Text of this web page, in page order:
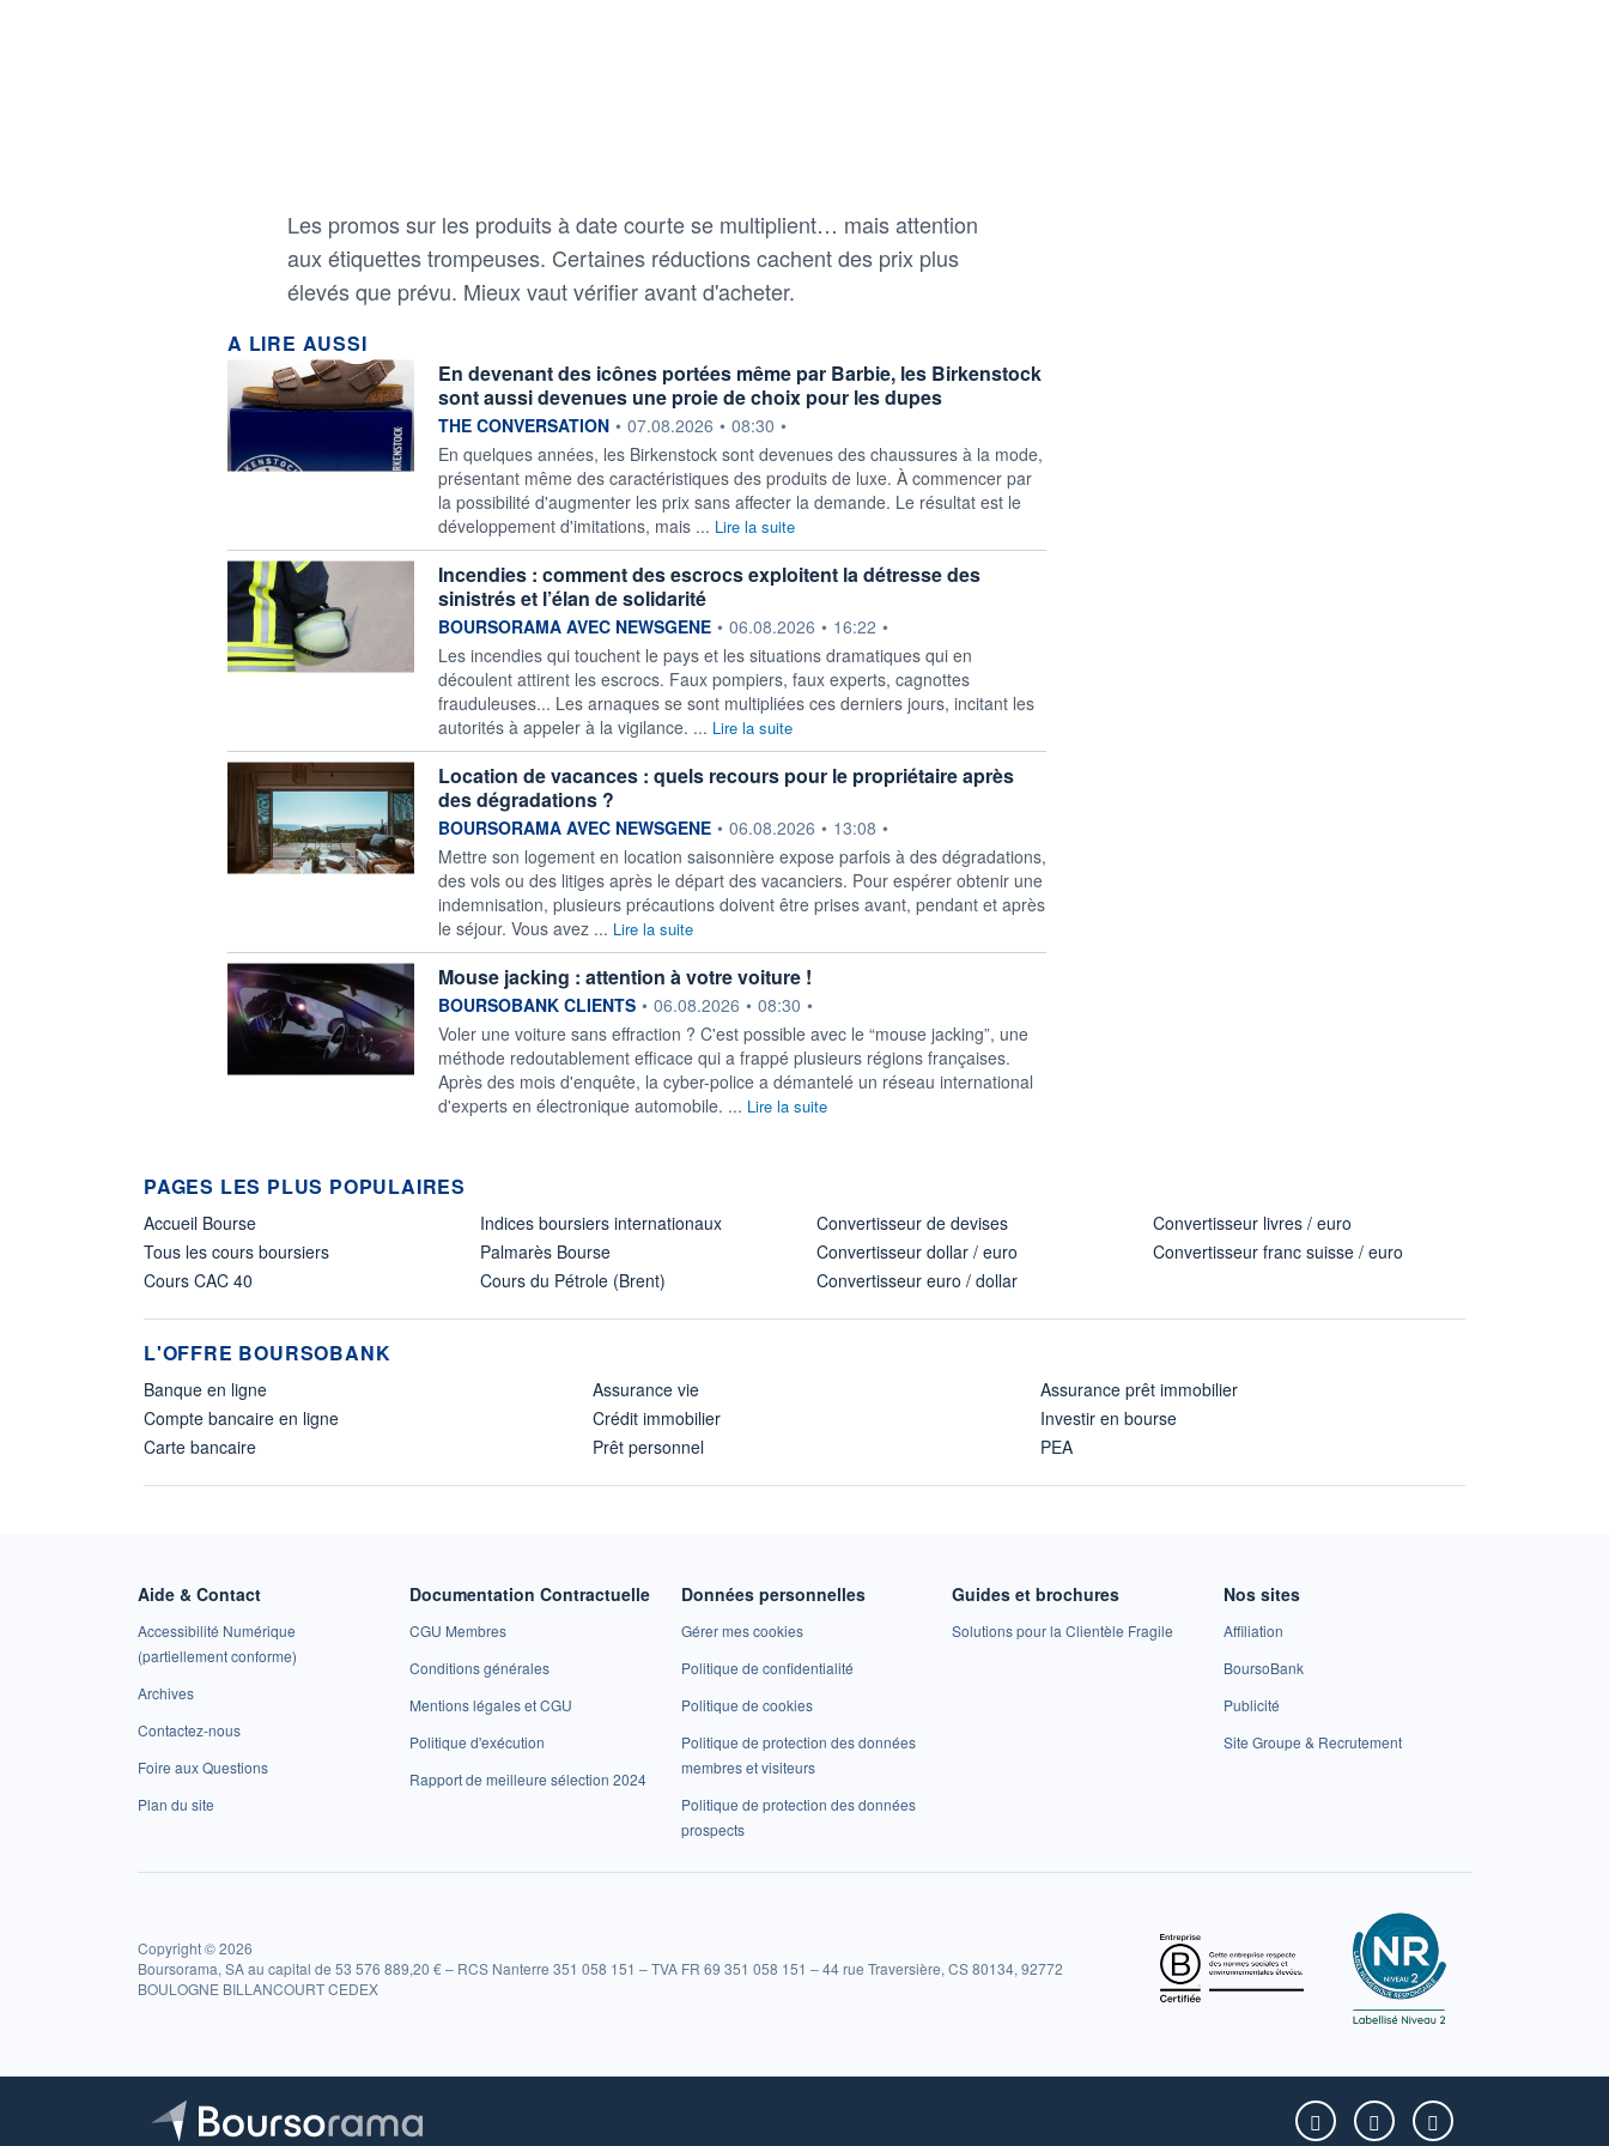
Les promos sur les produits à date courte se multiplient… mais attention
aux étiquettes trompeuses. Certaines réductions cachent des prix plus
élevés que prévu. Mieux vaut vérifier avant d'acheter.
A LIRE AUSSI
En devenant des icônes portées même par Barbie, les Birkenstock
sont aussi devenues une proie de choix pour les dupes
information fournie par
THE CONVERSATION • 07.08.2026 • 08:30 •
En quelques années, les Birkenstock sont devenues des chaussures à la mode,
présentant même des caractéristiques des produits de luxe. À commencer par
la possibilité d'augmenter les prix sans affecter la demande. Le résultat est le
développement d'imitations, mais ... Lire la suite
Incendies : comment des escrocs exploitent la détresse des
sinistrés et l’élan de solidarité
information fournie par
BOURSORAMA AVEC NEWSGENE • 06.08.2026 • 16:22 •
Les incendies qui touchent le pays et les situations dramatiques qui en
découlent attirent les escrocs. Faux pompiers, faux experts, cagnottes
frauduleuses... Les arnaques se sont multipliées ces derniers jours, incitant les
autorités à appeler à la vigilance. ... Lire la suite
Location de vacances : quels recours pour le propriétaire après
des dégradations ?
information fournie par
BOURSORAMA AVEC NEWSGENE • 06.08.2026 • 13:08 •
Mettre son logement en location saisonnière expose parfois à des dégradations,
des vols ou des litiges après le départ des vacanciers. Pour espérer obtenir une
indemnisation, plusieurs précautions doivent être prises avant, pendant et après
le séjour. Vous avez ... Lire la suite
Mouse jacking : attention à votre voiture !
information fournie par
BOURSOBANK CLIENTS • 06.08.2026 • 08:30 •
Voler une voiture sans effraction ? C'est possible avec le “mouse jacking”, une
méthode redoutablement efficace qui a frappé plusieurs régions françaises.
Après des mois d'enquête, la cyber-police a démantelé un réseau international
d'experts en électronique automobile. ... Lire la suite
PAGES LES PLUS POPULAIRES
Accueil Bourse
Tous les cours boursiers
Cours CAC 40
Indices boursiers internationaux
Palmarès Bourse
Cours du Pétrole (Brent)
Convertisseur de devises
Convertisseur dollar / euro
Convertisseur euro / dollar
Convertisseur livres / euro
Convertisseur franc suisse / euro
L'OFFRE BOURSOBANK
Banque en ligne
Compte bancaire en ligne
Carte bancaire
Assurance vie
Crédit immobilier
Prêt personnel
Assurance prêt immobilier
Investir en bourse
PEA
Aide & Contact
Accessibilité Numérique
(partiellement conforme)
Archives
Contactez-nous
Foire aux Questions
Plan du site
Documentation Contractuelle
CGU Membres
Conditions générales
Mentions légales et CGU
Politique d'exécution
Rapport de meilleure sélection 2024
Données personnelles
Gérer mes cookies
Politique de confidentialité
Politique de cookies
Politique de protection des données
membres et visiteurs
Politique de protection des données
prospects
Guides et brochures
Solutions pour la Clientèle Fragile
Nos sites
Affiliation
BoursoBank
Publicité
Site Groupe & Recrutement
Copyright © 2026
Boursorama, SA au capital de 53 576 889,20 € – RCS Nanterre 351 058 151 – TVA FR 69 351 058 151 – 44 rue Traversière, CS 80134, 92772
BOULOGNE BILLANCOURT CEDEX
Boursorama sur Facebook
Boursorama sur X
Boursorama sur